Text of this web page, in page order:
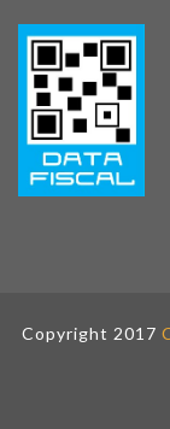
Copyright 2017